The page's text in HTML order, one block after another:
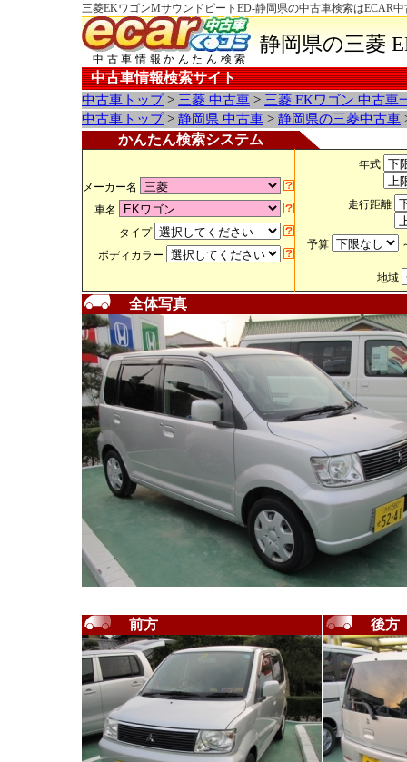
三菱EKワゴンMサウンドビートED-静岡県の中古車検索はECAR
中古車情報かんたん検索
静岡県の三菱
中古車情報検索サイト
中古車トップ> 三菱 中古車 > 三菱 EKワゴン 中古車
中古車トップ> 静岡県 中古車 > 静岡県の三菱中古車
かんたん検索システム
メーカー名
車名
タイプ
ボディカラー
年式
走行距離
予算
地域
全体写真
前方 後方